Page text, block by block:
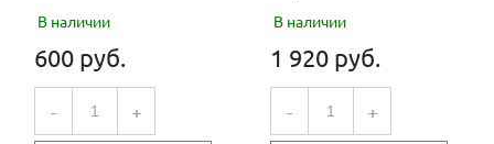
В наличии
600 руб.
- +
В наличии
1 920 руб.
- +